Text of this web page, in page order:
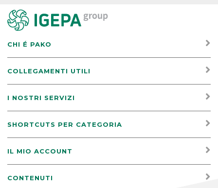
CHI É PAKO
COLLEGAMENTI UTILI
I NOSTRI SERVIZI
SHORTCUTS PER CATEGORIA
IL MIO ACCOUNT
CONTENUTI